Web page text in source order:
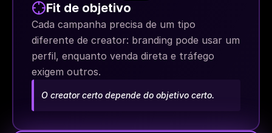
Fit de objetivo
Cada campanha precisa de um tipo
diferente de creator: branding pode usar um
perfil, enquanto venda direta e tráfego
exigem outros.
O creator certo depende do objetivo certo.